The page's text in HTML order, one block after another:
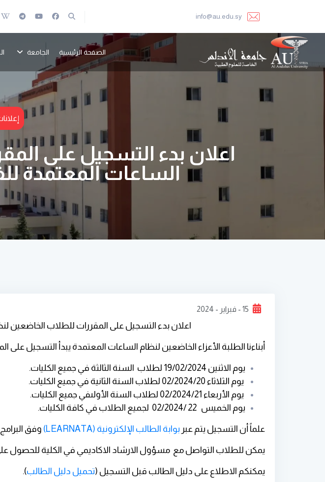
الصفحة الرئيسية الجامعة
اعلان بدء التسجيل على
الساعات المعتمدة للفصل
15 - فبراير - 2024
اعلان بدء التسجيل على المقررات للطلاب الخاضعين لنظام
أبناءنا الطلبة الأعزاء الخاضعين لنظام الساعات المعتمدة يبدأ التسجيل على
يوم الاثنين 19/02/2024 لطلاب السنة الثالثة في جميع الكليات.
يوم الثلاثاء 20/02/2024 لطلاب السنة الثانية في جميع الكليات.
يوم الأربعاء 21/02/2024 لطلاب السنة الأولىفي جميع الكليات.
يوم الخميس 22 /02/2024 لجميع الطلاب في كافة الكليات.
علماً أن التسجيل يتم عبر بوابة الطالب الإلكترونية (LEARNATA) وفق
يمكن للطلاب التواصل مع مسؤول الارشاد الاكاديمي في الكلية للحصول
يمكنكم الاطلاع على دليل الطالب قبل التسجيل (تحميل دليل الطالب)
.